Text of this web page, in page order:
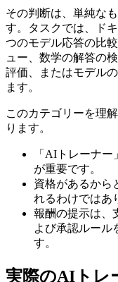
その判断は、単純な
す。タスクでは、ド
つのモデル応答の比
ュー、数学の解答の
評価、またはモデル
ます。
このカテゴリーを理
ります。
「AIトレーナ
が重要です。
資格があるから
れるわけではあ
報酬の提示は、
よび承認ルール
す。
実際のAIトレ